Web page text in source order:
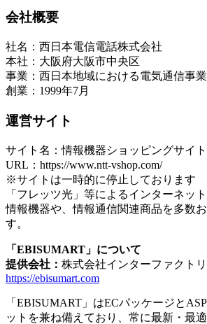
会社概要
社名：西日本電信電話株式会社
本社：大阪府大阪市中央区
事業：西日本地域における電気通信事業
創業：1999年7月
運営サイト
サイト名：情報機器ショッピングサイト
URL：https://www.ntt-vshop.com/
※サイトは一時的に停止しております
「フレッツ光」等によるインターネッ
情報機器や、情報通信関連商品を多数
す。
「EBISUMART」について
提供会社： 株式会社インターファクト
https://ebisumart.com
「EBISUMART」はECパッケージと
ットを兼ね備えており、常に最新・最